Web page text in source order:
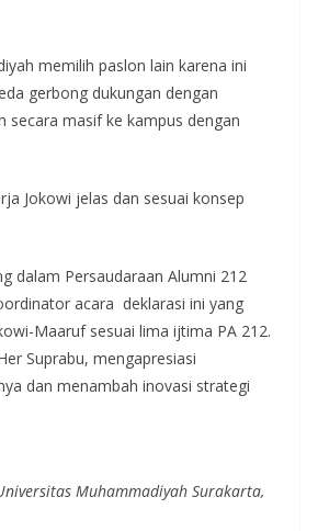
memilih paslon lain karena ini
gerbong dukungan dengan
secara masif ke kampus dengan
Jokowi jelas dan sesuai konsep
dalam Persaudaraan Alumni 212
acara deklarasi ini yang
Maaruf sesuai lima ijtima PA 212.
Suprabu, mengapresiasi
dan menambah inovasi strategi
Muhammadiyah Surakarta,